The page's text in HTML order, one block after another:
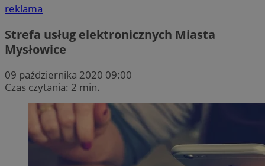
reklama
Strefa usług elektronicznych Miasta
Mysłowice
09 października 2020 09:00
Czas czytania: 2 min.